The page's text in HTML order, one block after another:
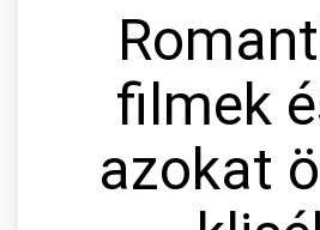
filmek
azokat